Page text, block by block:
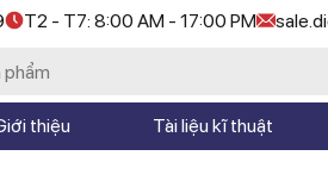
T2 - T7: 8:00 AM - 17:00 PM
thiệu Tài liệu kĩ thuật